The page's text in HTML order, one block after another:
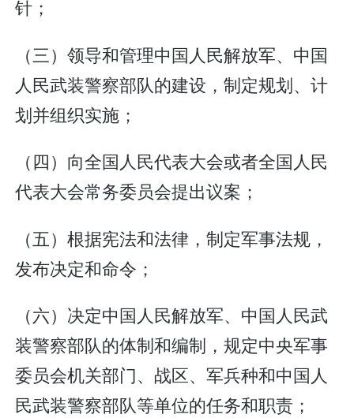
针；
（三）领导和管理中国人民解放军、中国
人民武装警察部队的建设，制定规划、计
划并组织实施；
（四）向全国人民代表大会或者全国人民
代表大会常务委员会提出议案；
（五）根据宪法和法律，制定军事法规，
发布决定和命令；
（六）决定中国人民解放军、中国人民武
装警察部队的体制和编制，规定中央军事
委员会机关部门、战区、军兵种和中国人
民武装警察部队等单位的任务和职责；